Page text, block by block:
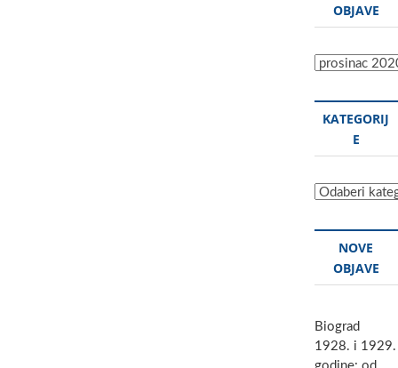
OBJAVE
Sve
KATEGORIJ
E
Kategorije
NOVE
OBJAVE
Biograd
1928. i 1929.